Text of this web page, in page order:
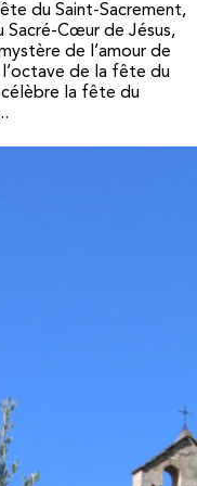
du Saint-Sacrement,
Sacré-Cœur de Jésus,
de l’amour de
l’octave de la fête du
célèbre la fête du